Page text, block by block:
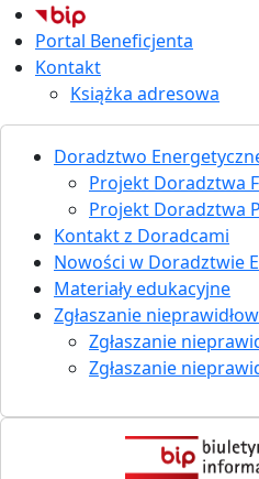
Portal Beneficjenta
Kontakt
Książka adresowa
Doradztwo
Projekt Doradztwa
Projekt Doradztwa
Kontakt z Doradcami
Nowości w Doradztwie
Materiały edukacyjne
Zgłaszanie
Zgłaszanie
Zgłaszanie